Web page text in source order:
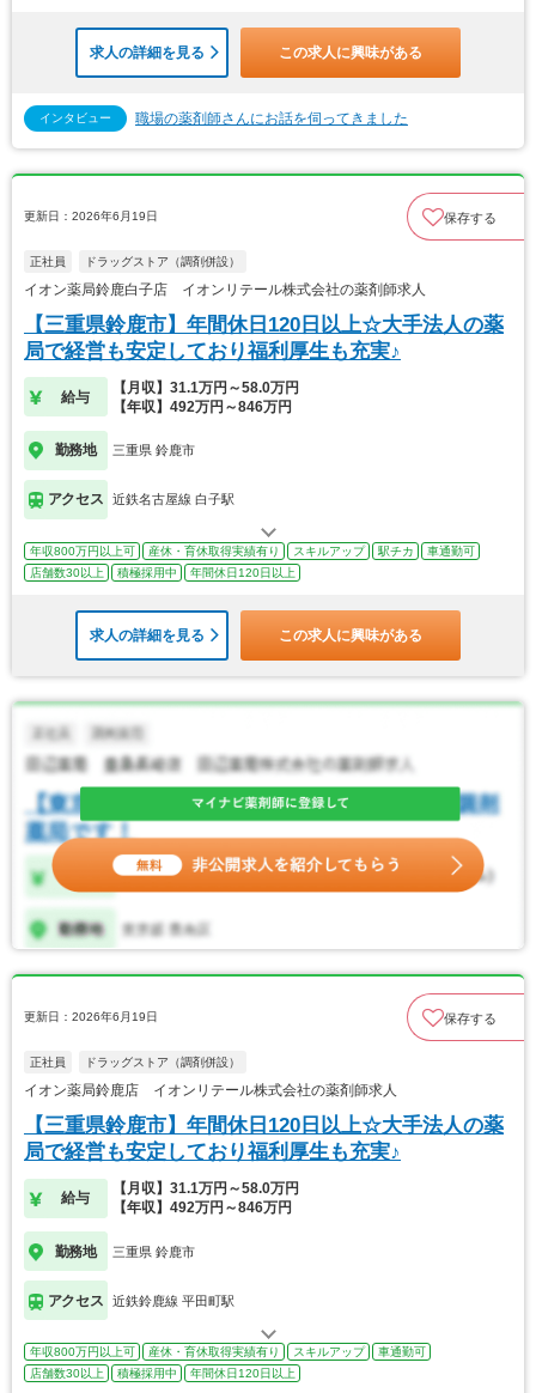
求人の詳細を見る この求人に興味がある
インタビュー 職場の薬剤師さんにお話を伺ってきました
更新日：2026年6月19日 保存する
正社員 ドラッグストア（調剤併設）
イオン薬局鈴鹿白子店 イオンリテール株式会社の薬剤師求人
【三重県鈴鹿市】年間休日120日以上☆大手法人の薬
局で経営も安定しており福利厚生も充実♪
給与
【月収】31.1万円～58.0万円
【年収】492万円～846万円
勤務地 三重県 鈴鹿市
アクセス 近鉄名古屋線 白子駅
年収800万円以上可 産休・育休取得実績有り スキルアップ 駅チカ
車通勤可
店舗数30以上
積極採用中 年間休日120日以上
求人の詳細を見る この求人に興味がある
更新日：2026年6月19日 保存する
正社員 ドラッグストア（調剤併設）
イオン薬局鈴鹿店 イオンリテール株式会社の薬剤師求人
【三重県鈴鹿市】年間休日120日以上☆大手法人の薬
局で経営も安定しており福利厚生も充実♪
給与
【月収】31.1万円～58.0万円
【年収】492万円～846万円
勤務地 三重県 鈴鹿市
アクセス 近鉄鈴鹿線 平田町駅
年収800万円以上可 産休・育休取得実績有り スキルアップ
車通勤可
店舗数30以上
積極採用中 年間休日120日以上